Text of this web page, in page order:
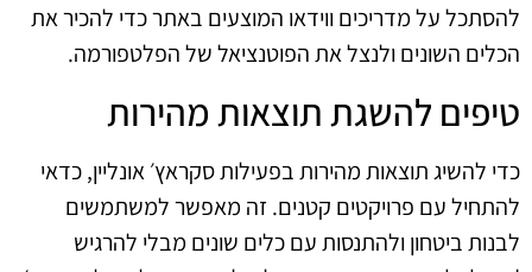
להסתכל על מדריכים ווידאו המוצעים באתר כדי להכיר את
הכלים השונים ולנצל את הפוטנציאל של הפלטפורמה.
טיפים להשגת תוצאות מהירות
כדי להשיג תוצאות מהירות בפעילות סקראץ׳ אונליין, כדאי
להתחיל עם פרויקטים קטנים. זה מאפשר למשתמשים
לבנות ביטחון ולהתנסות עם כלים שונים מבלי להרגיש